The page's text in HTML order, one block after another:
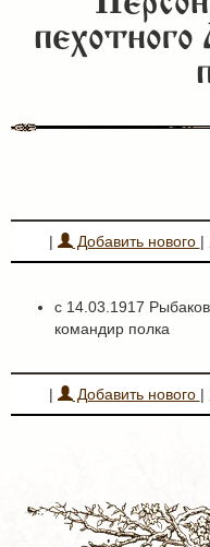
пехотного
| Добавить нового |
c 14.03.1917
командир полка
| Добавить нового |